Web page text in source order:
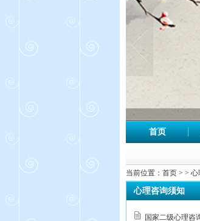
首页
当前位置： 首页 > > 心
心理咨询须知
国家二级心理咨